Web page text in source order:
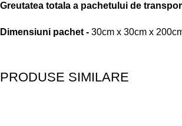
Greutatea totala a pachetului de
Dimensiuni pachet - 30cm x 30cm x
PRODUSE SIMILARE